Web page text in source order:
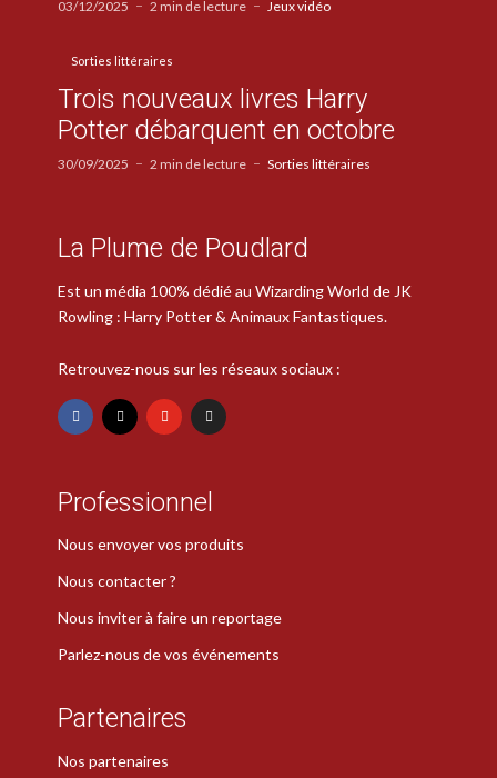
03/12/2025 2 min de lecture Jeux vidéo
Sorties littéraires
Trois nouveaux livres Harry
Potter débarquent en octobre
30/09/2025 2 min de lecture Sorties littéraires
La Plume de Poudlard
Est un média 100% dédié au Wizarding World de JK
Rowling : Harry Potter & Animaux Fantastiques.
Retrouvez-nous sur les réseaux sociaux :
Professionnel
Nous envoyer vos produits
Nous contacter ?
Nous inviter à faire un reportage
Parlez-nous de vos événements
Partenaires
Nos partenaires